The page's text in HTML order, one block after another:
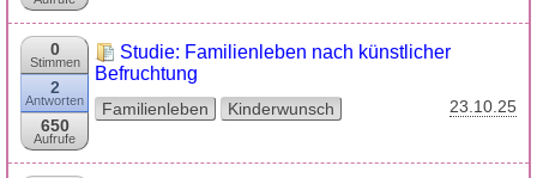
0
Stimmen
2
Antworten
650
Aufrufe
Studie: Familienleben nach künstlicher
Befruchtung
Familienleben Kinderwunsch 23.10.25